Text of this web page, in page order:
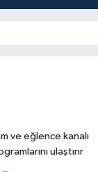
ve eğlence kanalı
ulaştırır